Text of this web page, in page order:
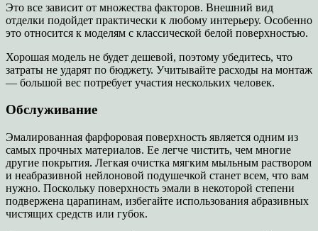
Это все зависит от множества факторов. Внешний вид
отделки подойдет практически к любому интерьеру. Особенно
это относится к моделям с классической белой поверхностью.
Хорошая модель не будет дешевой, поэтому убедитесь, что
затраты не ударят по бюджету. Учитывайте расходы на монтаж
— большой вес потребует участия нескольких человек.
Обслуживание
Эмалированная фарфоровая поверхность является одним из
самых прочных материалов. Ее легче чистить, чем многие
другие покрытия. Легкая очистка мягким мыльным раствором
и неабразивной нейлоновой подушечкой станет всем, что вам
нужно. Поскольку поверхность эмали в некоторой степени
подвержена царапинам, избегайте использования абразивных
чистящих средств или губок.